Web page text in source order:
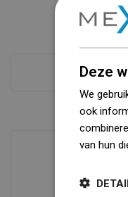
Deze
We
ook
van hun